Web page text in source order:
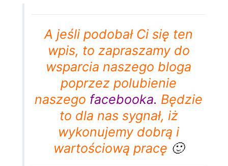
A jeśli podobał Ci się ten
wpis, to zapraszamy do
wsparcia naszego bloga
poprzez polubienie
naszego facebooka. Będzie
to dla nas sygnał, iż
wykonujemy dobrą i
wartościową pracę 🙂